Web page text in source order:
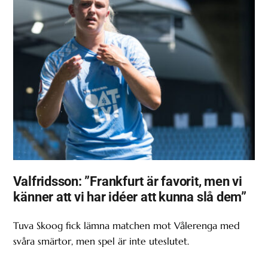
Valfridsson: ”Frankfurt är favorit, men vi
känner att vi har idéer att kunna slå dem”
Tuva Skoog fick lämna matchen mot Vålerenga med
svåra smärtor, men spel är inte uteslutet.